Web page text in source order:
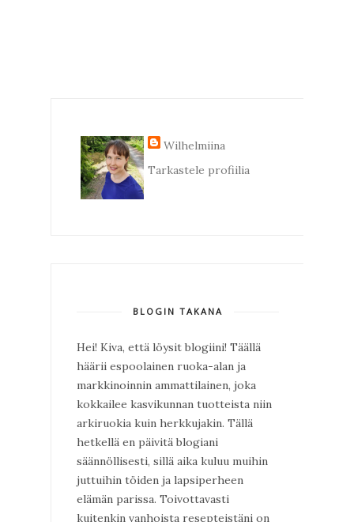
Wilhelmiina
Tarkastele profiilia
BLOGIN TAKANA
Hei! Kiva, että löysit blogiini! Täällä
häärii espoolainen ruoka-alan ja
markkinoinnin ammattilainen, joka
kokkailee kasvikunnan tuotteista niin
arkiruokia kuin herkkujakin. Tällä
hetkellä en päivitä blogiani
säännöllisesti, sillä aika kuluu muihin
juttuihin töiden ja lapsiperheen
elämän parissa. Toivottavasti
kuitenkin vanhoista resepteistäni on